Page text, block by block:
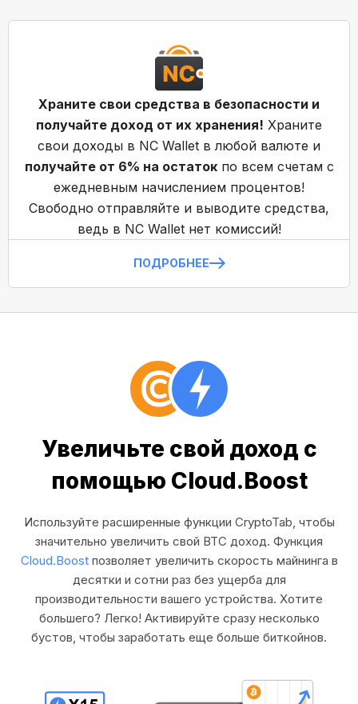
Храните свои средства в безопасности и
получайте доход от их хранения! Храните
свои доходы в NC Wallet в любой валюте и
получайте от 6% на остатокпо всем счетам с
ежедневным начислением процентов!
Свободно отправляйте и выводите средства,
ведь в NC Wallet нет комиссий!
ПОДРОБНЕЕ
Увеличьте свой доход с
помощью Cloud.Boost
Используйте расширенные функции CryptoTab, чтобы
значительно увеличить свой BTC доход. Функция
Cloud.Boost позволяет увеличить скорость майнинга в
десятки и сотни раз без ущерба для
производительности вашего устройства. Хотите
большего? Легко! Активируйте сразу несколько
бустов, чтобы заработать еще больше биткойнов.